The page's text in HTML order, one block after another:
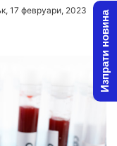
17 февруари, 2023 Изпрати новина